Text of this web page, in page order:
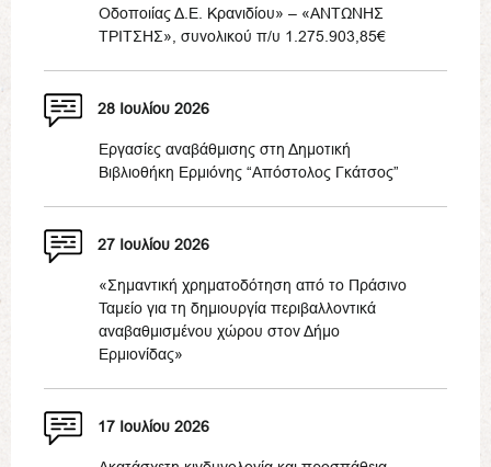
Οδοποιίας Δ.Ε. Κρανιδίου» – «ΑΝΤΩΝΗΣ
ΤΡΙΤΣΗΣ», συνολικού π/υ 1.275.903,85€
28 Ιουλίου 2026
Εργασίες αναβάθμισης στη Δημοτική
Βιβλιοθήκη Ερμιόνης “Απόστολος Γκάτσος”
27 Ιουλίου 2026
«Σημαντική χρηματοδότηση από το Πράσινο
Ταμείο για τη δημιουργία περιβαλλοντικά
αναβαθμισμένου χώρου στον Δήμο
Ερμιονίδας»
17 Ιουλίου 2026